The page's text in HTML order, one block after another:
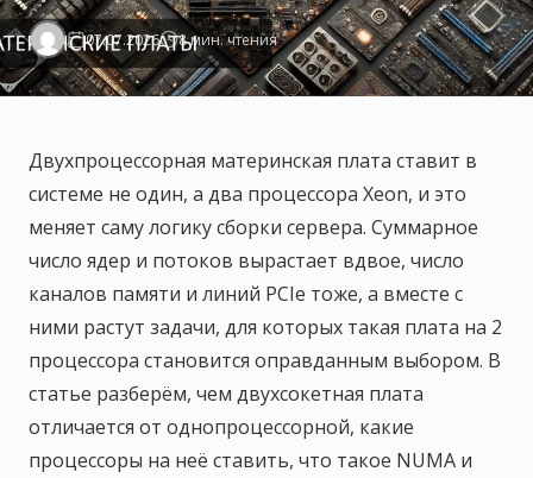
07.07.2026 8 мин. чтения
Двухпроцессорная материнская плата ставит в
системе не один, а два процессора Xeon, и это
меняет саму логику сборки сервера. Суммарное
число ядер и потоков вырастает вдвое, число
каналов памяти и линий PCIe тоже, а вместе с
ними растут задачи, для которых такая плата на 2
процессора становится оправданным выбором. В
статье разберём, чем двухсокетная плата
отличается от однопроцессорной, какие
процессоры на неё ставить, что такое NUMA и